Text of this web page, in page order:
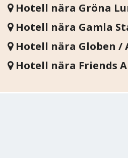
Hotell nära Gröna
Hotell nära Gamla
Hotell nära Globen /
Hotell nära Friends